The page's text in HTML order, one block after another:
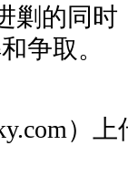
剿的同
争取。
）上